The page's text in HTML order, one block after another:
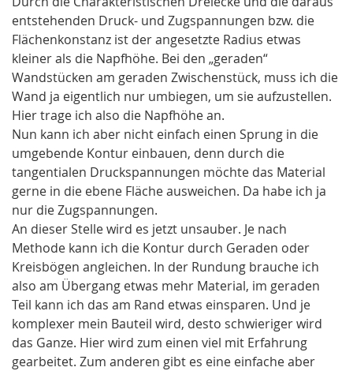
entstehenden Druck- und Zugspannungen bzw. die
Flächenkonstanz ist der angesetzte Radius etwas
kleiner als die Napfhöhe. Bei den „geraden“
Wandstücken am geraden Zwischenstück, muss ich die
Wand ja eigentlich nur umbiegen, um sie aufzustellen.
Hier trage ich also die Napfhöhe an.
Nun kann ich aber nicht einfach einen Sprung in die
umgebende Kontur einbauen, denn durch die
tangentialen Druckspannungen möchte das Material
gerne in die ebene Fläche ausweichen. Da habe ich ja
nur die Zugspannungen.
An dieser Stelle wird es jetzt unsauber. Je nach
Methode kann ich die Kontur durch Geraden oder
Kreisbögen angleichen. In der Rundung brauche ich
also am Übergang etwas mehr Material, im geraden
Teil kann ich das am Rand etwas einsparen. Und je
komplexer mein Bauteil wird, desto schwieriger wird
das Ganze. Hier wird zum einen viel mit Erfahrung
gearbeitet. Zum anderen gibt es eine einfache aber